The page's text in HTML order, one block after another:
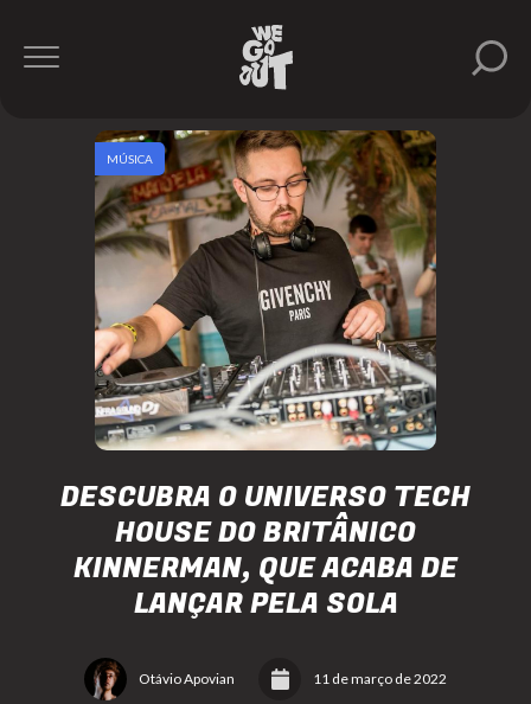
DESCUBRA O UNIVERSO TECH
HOUSE DO BRITÂNICO
KINNERMAN, QUE ACABA DE
LANÇAR PELA SOLA
Otávio Apovian 11 de março de 2022
MÚSICA